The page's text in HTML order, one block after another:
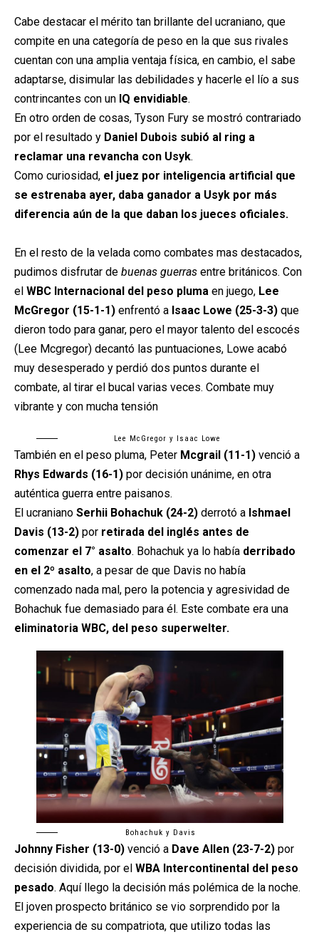
Cabe destacar el mérito tan brillante del ucraniano, que
compite en una categoría de peso en la que sus rivales
cuentan con una amplia ventaja física, en cambio, el sabe
adaptarse, disimular las debilidades y hacerle el lío a sus
contrincantes con un IQ envidiable.
En otro orden de cosas, Tyson Fury se mostró contrariado
por el resultado y Daniel Dubois subió al ring a
reclamar una revancha con Usyk.
Como curiosidad, el juez por inteligencia artificial que
se estrenaba ayer, daba ganador a Usyk por más
diferencia aún de la que daban los jueces oficiales.
En el resto de la velada como combates mas destacados,
pudimos disfrutar de buenas guerras entre británicos. Con
el WBC Internacional del peso pluma en juego, Lee
McGregor (15-1-1) enfrentó a Isaac Lowe (25-3-3) que
dieron todo para ganar, pero el mayor talento del escocés
(Lee Mcgregor) decantó las puntuaciones, Lowe acabó
muy desesperado y perdió dos puntos durante el
combate, al tirar el bucal varias veces. Combate muy
vibrante y con mucha tensión
Lee McGregor y Isaac Lowe
También en el peso pluma, Peter Mcgrail (11-1) venció a
Rhys Edwards (16-1) por decisión unánime, en otra
auténtica guerra entre paisanos.
El ucraniano Serhii Bohachuk (24-2) derrotó a Ishmael
Davis (13-2) por retirada del inglés antes de
comenzar el 7° asalto. Bohachuk ya lo había derribado
en el 2º asalto, a pesar de que Davis no había
comenzado nada mal, pero la potencia y agresividad de
Bohachuk fue demasiado para él. Este combate era una
eliminatoria WBC, del peso superwelter.
Bohachuk y Davis
Johnny Fisher (13-0) venció a Dave Allen (23-7-2) por
decisión dividida, por el WBA Intercontinental del peso
pesado. Aquí llego la decisión más polémica de la noche.
El joven prospecto británico se vio sorprendido por la
experiencia de su compatriota, que utilizo todas las